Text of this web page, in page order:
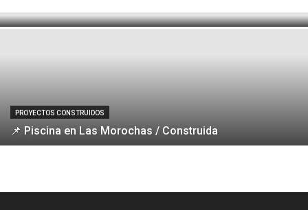
PROYECTOS CONSTRUIDOS
📌 Piscina en Las Morochas / Construida